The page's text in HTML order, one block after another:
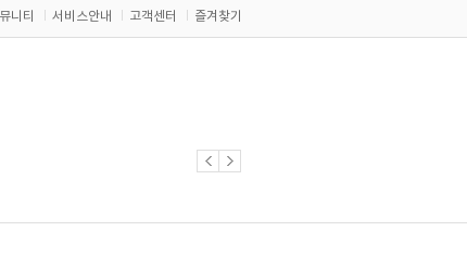
니티 서비스안내 고객센터 즐겨찾기